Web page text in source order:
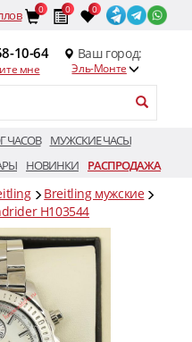
0 0 0
10-64
мне
Ваш город:
Эль-Монте
ЧАСОВ
МУЖСКИЕ ЧАСЫ
НОВИНКИ РАСПРОДАЖА
Breitling мужские
H103544